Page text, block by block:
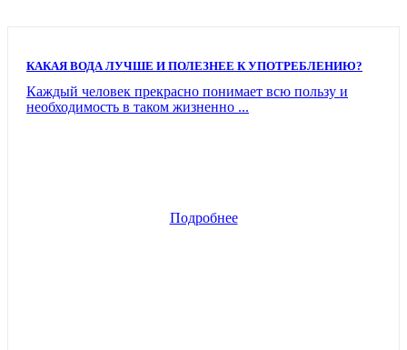
КАКАЯ ВОДА ЛУЧШЕ И ПОЛЕЗНЕЕ К УПОТРЕБЛЕНИЮ?
Каждый человек прекрасно понимает всю пользу и
необходимость в таком жизненно ...
Подробнее